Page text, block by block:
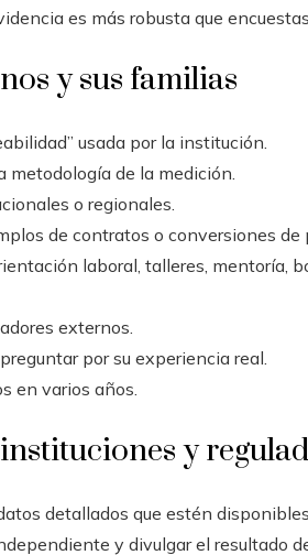
es más robusta que
y sus familias
usada por la institución.
metodología de la medición.
o regionales.
de contratos o conversiones de
laboral, talleres, mentoría,
externos.
por su experiencia real.
en varios años.
y
detallados que estén
y divulgar el resultado